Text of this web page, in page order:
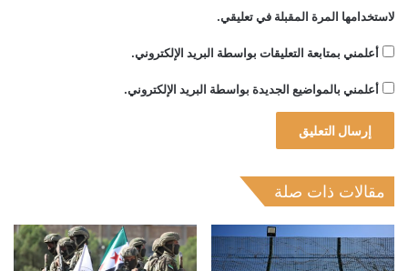
لاستخدامها المرة المقبلة في تعليقي.
أعلمني بمتابعة التعليقات بواسطة البريد الإلكتروني.
أعلمني بالمواضيع الجديدة بواسطة البريد الإلكتروني.
مقالات ذات صلة